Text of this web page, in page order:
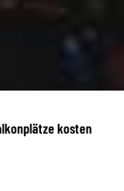
kosten